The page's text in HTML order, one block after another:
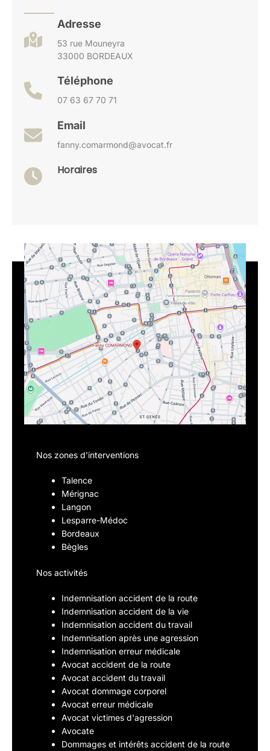
Adresse
53 rue Mouneyra
33000 BORDEAUX
Téléphone
07 63 67 70 71
Email
fanny.comarmond@avocat.fr
Horaires
Nos zones d’interventions
Talence
Mérignac
Langon
Lesparre-Médoc
Bordeaux
Bègles
Nos activités
Indemnisation accident de la route
Indemnisation accident de la vie
Indemnisation accident du travail
Indemnisation après une agression
Indemnisation erreur médicale
Avocat accident de la route
Avocat accident du travail
Avocat dommage corporel
Avocat erreur médicale
Avocat victimes d'agression
Avocate
Dommages et intérêts accident de la route